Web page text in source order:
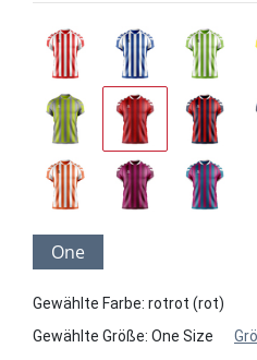
One
Gewählte Farbe: rotrot (rot)
Gewählte Größe: One Size